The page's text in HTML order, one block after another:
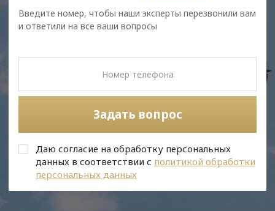
Введите номер, чтобы наши эксперты перезвонили вам
и ответили на все ваши вопросы
Задать вопрос
Даю согласие на обработку персональных
данных в соответствии с политикой обработки
персональных данных